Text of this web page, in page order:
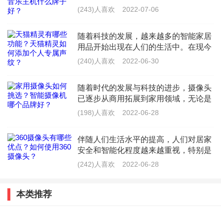
XX即可。
打开天猫精灵APP，点击界面右下角的“我家”；点击右
上角你的账号头像，然后点击“声纹管理”；点击“添加个
人声纹”，选择开启声纹的设备，然后开始采集声纹。
声纹录制时要保持周围安静，并用日常语音语调录制，
属称谓。
天猫精灵要一直插着电源才能用。因为目前所有的人工
活的向往。作为智能化家居系列的核心
(243)人喜欢 2022-07-06
随着科技的发展，越来越多的智能家居
用品开始出现在人们的生活中。在现今
的国内外市场上，智能产品总是受到广
(240)人喜欢 2022-06-30
随着时代的发展与科技的进步，摄像头
已逐步从商用拓展到家用领域，无论是
出于安防的考虑还是出于看护老人/小
(198)人喜欢 2022-06-28
伴随人们生活水平的提高，人们对居家
安全和智能化程度越来越重视，特别是
大部分时间在单位工作外出的人们，如
(242)人喜欢 2022-06-28
本类推荐